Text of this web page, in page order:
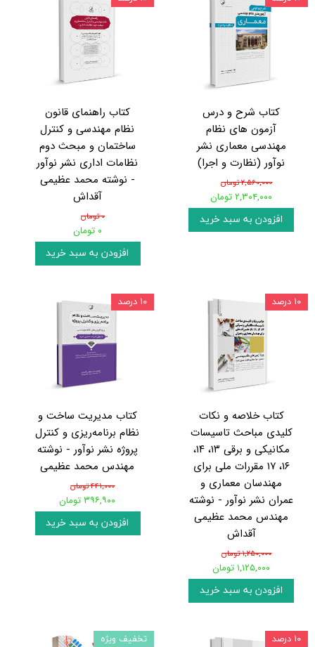
کتاب شرح و درس
آزمون های نظام
مهندسی معماری نشر
نوآور (نظارت و اجرا)
۲,۵۶۰,۰۰۰ تومان
۲,۳۰۴,۰۰۰ تومان
افزودن به سبد خرید
کتاب راهنمای قانون
نظام مهندسی و کنترل
ساختمان و مبحث دوم
نظامات اداری نشر نوآور
- نوشته محمد عظیمی
آقداش
۰ تومان
۰ تومان
افزودن به سبد خرید
کتاب خلاصه و نکات
کلیدی مباحث تاسیسات
مکانیکی و برقی ۱۳، ۱۴،
۱۶، ۱۷ مقررات ملی برای
مهندسان معماری و
عمران نشر نوآور - نوشته
مهندس محمد عظیمی
آقداش
۱,۲۵۰,۰۰۰ تومان
۱,۱۲۵,۰۰۰ تومان
افزودن به سبد خرید
۱۰ درصد
کتاب مدیریت ساخت و
نظام برنامه‌ریزی و کنترل
پروژه نشر نوآور - نوشته
مهندس محمد عظیمی
۴۴۱,۰۰۰ تومان
۳۹۶,۹۰۰ تومان
افزودن به سبد خرید
۱۰ درصد
۱۰ درصد
تخفیف ویژه